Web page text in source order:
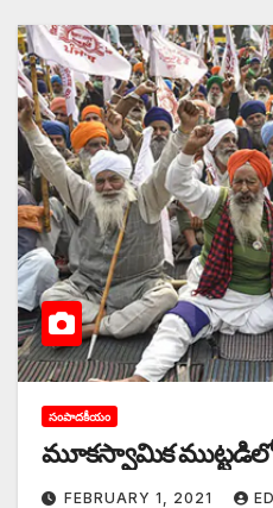
సంపాదకీయం
మూకస్వామిక ముట్టడిలో
FEBRUARY 1, 2021